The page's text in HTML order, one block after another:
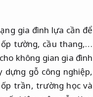
gia đình lựa cần để
tường, cầu thang,…
không gian gia đình
dựng gỗ công nghiệp,
trần, trường học và